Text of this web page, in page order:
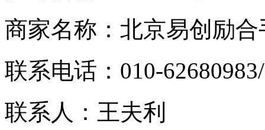
商家名称：北京易创励
联系电话：010-
联系人：王夫利